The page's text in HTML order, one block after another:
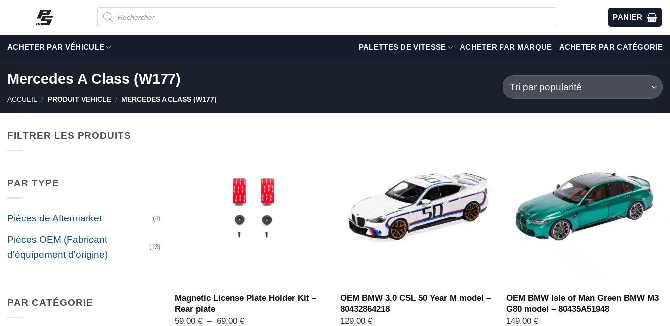
contenu
Recherche
de
produits
PANIER
ACHETER PAR VÉHICULE PALETTES DE VITESSE ACHETER PAR MARQUE ACHETER PAR CATÉGORIE
Mercedes A Class (W177)
ACCUEIL / PRODUIT VEHICLE / MERCEDES A CLASS (W177)
FILTRER LES PRODUITS
PAR TYPE
Pièces de Aftermarket (4)
Pièces OEM (Fabricant
d'équipement d'origine)
(13)
PAR CATÉGORIE
Magnetic License Plate Holder Kit –
Rear plate
59,00 € – 69,00 €Plage
OEM BMW 3.0 CSL 50 Year M model –
80432864218
129,00€
OEM BMW Isle of Man Green BMW M3
G80 model – 80435A51948
149,00€